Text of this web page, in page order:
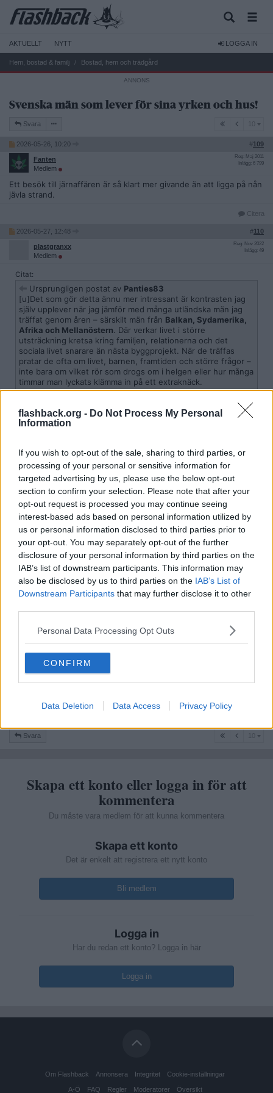
flashback.org - Do Not Process My Personal
Information
If you wish to opt-out of the sale, sharing to third parties, or
processing of your personal or sensitive information for
targeted advertising by us, please use the below opt-out
section to confirm your selection. Please note that after your
opt-out request is processed you may continue seeing
interest-based ads based on personal information utilized by
us or personal information disclosed to third parties prior to
your opt-out. You may separately opt-out of the further
disclosure of your personal information by third parties on the
IAB’s list of downstream participants. This information may
also be disclosed by us to third parties on the IAB’s List of
Downstream Participants that may further disclose it to other
Personal Data Processing Opt Outs
CONFIRM
Data Deletion Data Access Privacy Policy
AKTUELLT NYTT LOGGA IN
Hem, bostad & familj Bostad, hem och trädgård
Svenska män som lever för sina yrken och hus!
Svara
2026-05-26, 10:20 #109
Fanten
Medlem
Reg: Maj 2011
Inlägg: 6 799
Ett besök till järnaffären är så klart mer givande än att ligga på nån
jävla strand.
Citera
2026-05-27, 12:48 #110
plastgranxx
Medlem
Reg: Nov 2022
Inlägg: 49
Citat:
Ursprungligen postat av Panties83
[u]Det som gör detta ännu mer intressant är kontrasten jag
själv upplever när jag jämför med många utländska män jag
träffat genom åren – särskilt män från Balkan, Sydamerika,
Afrika och Mellanöstern . Där verkar livet i större
utsträckning kretsa kring familjen, relationerna och det
sociala livet snarare än nästa byggprojekt. När de träffas
pratar de ofta om livet, barnen, framtiden och större frågor –
inte bara om vilket rör som drogs om i helgen eller hur många
timmar man lyckats klämma in på ett extraknäck.
Gud vad märkligt att folkslag som inte arbetar, utan för det mesta
lever på andras hårda arbete (möjligen med undantag för de från
Citera
2026-05-27, 12:55
Medlem
Reg: Mar 2026
Inlägg: 684
Citat:
Ursprungligen postat avFanten
Ett besök till järnaffären är så klart mer givande än att ligga
på nån jävla strand.
Beros på humör
Medlem
Ursprungligen postat av
Beros på humör
Svara
Skapa ett konto eller logga in för att
kommentera
Du måste vara medlem för att kunna kommentera
Skapa ett konto
Det är enkelt att registrera ett nytt konto
Bli medlem
Logga in
Har du redan ett konto? Logga in här
Logga in
Om Flashback Annonsera Integritet Cookie-inställningar
A-Ö FAQ Regler Moderatorer Översikt